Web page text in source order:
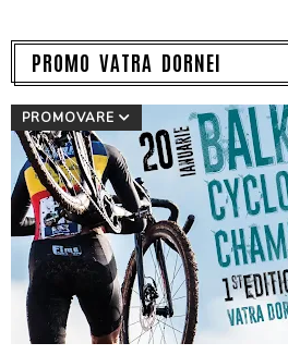
PROMO VATRA DORNEI
PROMOVARE